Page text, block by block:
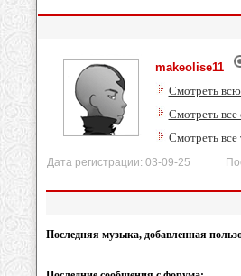
makeolise11
Смотреть всю
Смотреть все
Смотреть все
Дата регистрации: 03-09-25
Последняя музыка, добавленная